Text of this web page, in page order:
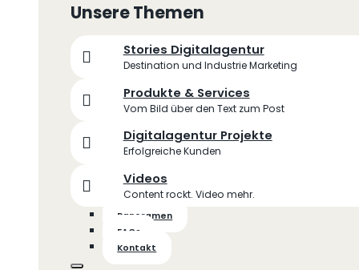
Unsere Themen
Stories Digitalagentur
Destination und Industrie Marketing
Produkte & Services
Vom Bild über den Text zum Post
Digitalagentur Projekte
Erfolgreiche Kunden
Videos
Content rockt. Video mehr.
Panoramen
FAQs
Kontakt